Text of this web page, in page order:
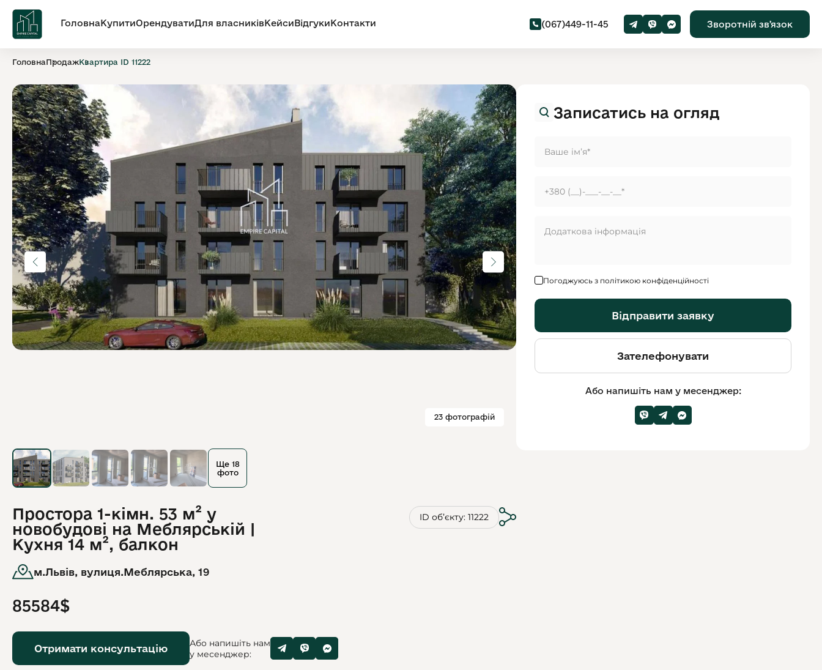
ГоловнаКупитиОрендуватиДля власниківКейсиВідгукиКонтакти (067)449-11-45 Зворотній звʼязок
ГоловнаПродажКвартира ID 11222
23 фотографій
Ще 18
фото
Простора 1-кімн. 53 м² у
новобудові на Меблярській |
Кухня 14 м², балкон
м.Львів, вулиця.Меблярська, 19
ID обʼєкту: 11222
85584$
Отримати консультацію
Або напишіть нам
у месенджер:
Записатись на огляд
Погоджуюсь з політикою конфіденційності
Відправити заявку
Зателефонувати
Або напишіть нам у месенджер: